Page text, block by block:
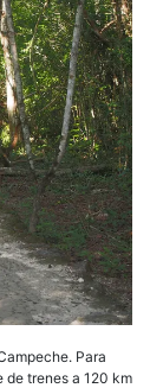
Para
de trenes a 120 km